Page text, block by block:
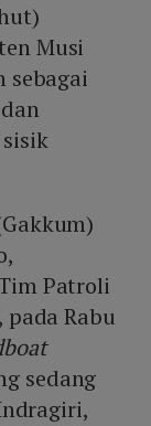
Musi
sebagai
Patroli
Rabu
sedang